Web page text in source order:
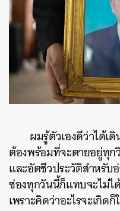
ผมรู้ตัวเองดีว่าได้เ
ต้องพร้อมที่จะตายอยู่ทุก
และอัตชีวประวัติสำหรับ
ช่องทุกวันนี้ก็แทบจะไม่ไ
เพราะคิดว่าอะไรจะเกิด